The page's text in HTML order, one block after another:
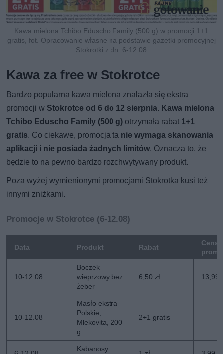
Kawa mielona Tchibo Eduscho Family (500 g) w promocji 1+1
gratis, fot. Opracowanie własne na podstawie gazetki promocyjnej
Stokrotki z dn. 6-12.08
Kawa za free w Stokrotce
Bardzo popularna kawa mielona znalazła się ekstra
promocji w Stokrotce od 6 do 12 sierpnia. Kawa mielona
Tchibo Eduscho Family (500 g) otrzymała rabat 1+1
gratis. Co ciekawe, promocja ta nie wymaga skanowania
aplikacji i nie posiada żadnych limitów. Oznacza to, że
będzie to na pewno bardzo rozchwytywany produkt.
Poza wyżej wymienionymi promocjami Stokrotka kusi też
innymi zniżkami.
Promocje w Stokrotce (6-12.08)
Data Produkt Rabat
Cena
10-12.08
Boczek
wieprzowy bez
żeber
6,50 zł 13,99
10-12.08
Masło ekstra
Polskie,
Mlekovita, 200
g
2+1 gratis
Kabanosy